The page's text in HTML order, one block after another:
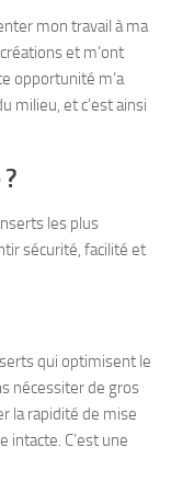
mon travail à ma
et m’ont
opportunité m’a
milieu, et c’est ainsi
les plus
sécurité, facilité et
qui optimisent le
nécessiter de gros
la rapidité de mise
intacte. C’est une